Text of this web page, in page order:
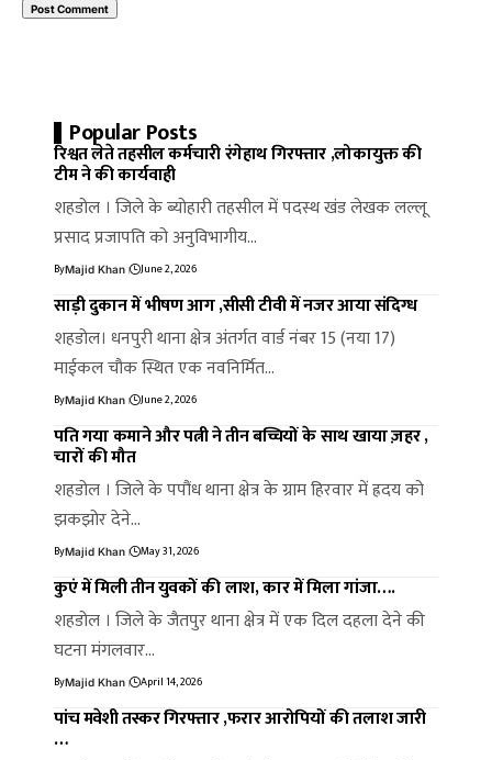
Popular Posts
रिश्वत लेते तहसील कर्मचारी रंगेहाथ गिरफ्तार ,लोकायुक्त की
टीम ने की कार्यवाही
शहडोल । जिले के ब्योहारी तहसील में पदस्थ खंड लेखक लल्लू
प्रसाद प्रजापति को अनुविभागीय…
ByMajid Khan June 2, 2026
साड़ी दुकान में भीषण आग ,सीसी टीवी में नजर आया संदिग्ध
शहडोल। धनपुरी थाना क्षेत्र अंतर्गत वार्ड नंबर 15 (नया 17)
माईकल चौक स्थित एक नवनिर्मित…
ByMajid Khan June 2, 2026
पति गया कमाने और पत्नी ने तीन बच्चियों के साथ खाया ज़हर ,
चारों की मौत
शहडोल । जिले के पपौंध थाना क्षेत्र के ग्राम हिरवार में ह्रदय को
झकझोर देने…
ByMajid Khan May 31, 2026
कुएं में मिली तीन युवकों की लाश, कार में मिला गांजा….
शहडोल । जिले के जैतपुर थाना क्षेत्र में एक दिल दहला देने की
घटना मंगलवार…
ByMajid Khan April 14, 2026
पांच मवेशी तस्कर गिरफ्तार ,फरार आरोपियों की तलाश जारी
…